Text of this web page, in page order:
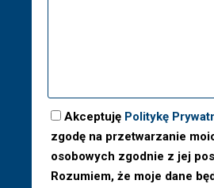
Akceptuję Politykę
zgodę na przetwarzanie
osobowych zgodnie z jej
Rozumiem, że moje dane